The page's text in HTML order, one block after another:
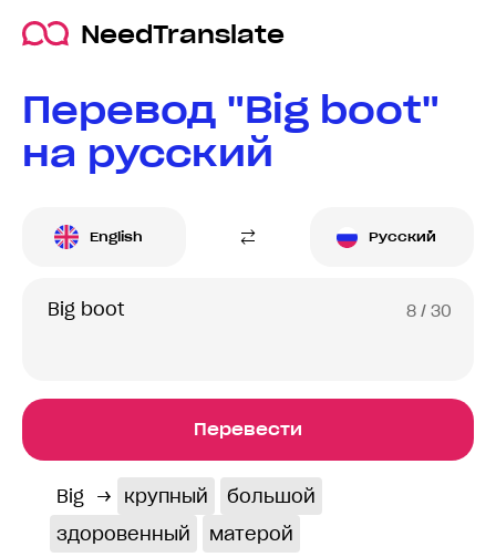
NeedTranslate
Перевод "Big boot"
на русский
English Русский
8 / 30
Перевести
Big → крупный
большой
здоровенный
матерой